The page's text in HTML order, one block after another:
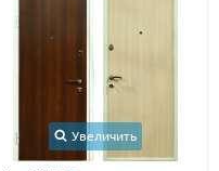
Увеличить